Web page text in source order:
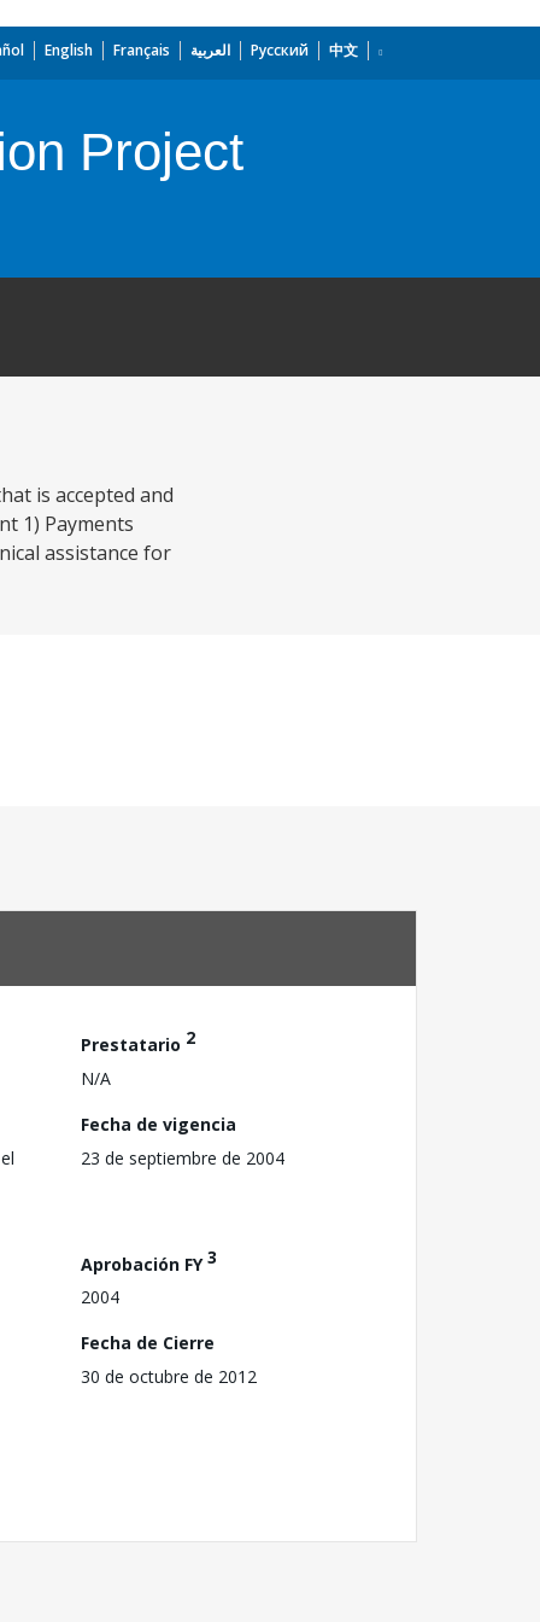
English Français العربية Русский 中文
Project
is accepted and
1) Payments
assistance for
Prestatario 2
N/A
Fecha de vigencia
23 de septiembre de 2004
Aprobación FY3
2004
Fecha de Cierre
30 de octubre de 2012